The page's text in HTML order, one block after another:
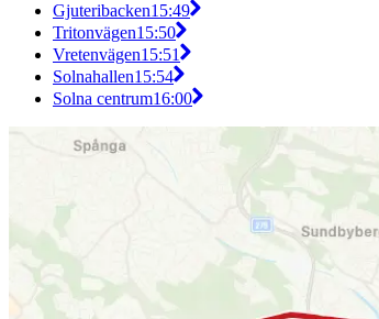
Gjuteribacken15:49
Tritonvägen15:50
Vretenvägen15:51
Solnahallen15:54
Solna centrum16:00